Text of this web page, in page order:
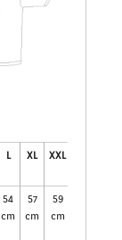
L XL XXL
54
cm
57
cm
59
cm